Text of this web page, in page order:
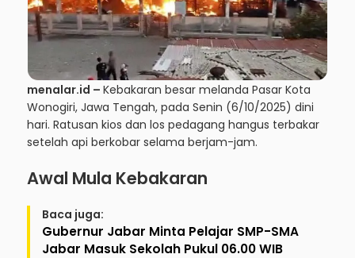
menalar.id – Kebakaran besar melanda Pasar Kota
Wonogiri, Jawa Tengah, pada Senin (6/10/2025) dini
hari. Ratusan kios dan los pedagang hangus terbakar
setelah api berkobar selama berjam-jam.
Awal Mula Kebakaran
Baca juga:
Gubernur Jabar Minta Pelajar SMP-SMA
Jabar Masuk Sekolah Pukul 06.00 WIB